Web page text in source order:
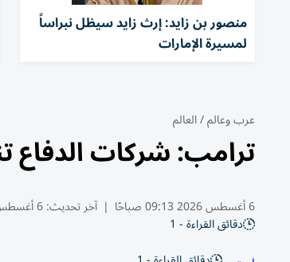
منصور بن زايد: إرث زايد سيظل نبراساً
لمسيرة الإمارات
عرب وعالم/العالم
ترامب: شركات الدفاع
6 أغسطس 2026 09:13 صباحًا | آخر تحديث:6 أغسطس 10:35 2026
دقائق القراءة - 1